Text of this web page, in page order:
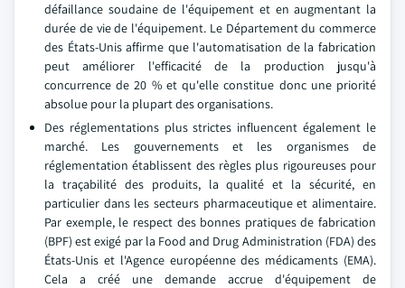
défaillance soudaine de l'équipement et en augmentant la
durée de vie de l'équipement. Le Département du commerce
des États-Unis affirme que l'automatisation de la fabrication
peut améliorer l'efficacité de la production jusqu'à
concurrence de 20 % et qu'elle constitue donc une priorité
absolue pour la plupart des organisations.
Des réglementations plus strictes influencent également le
marché. Les gouvernements et les organismes de
réglementation établissent des règles plus rigoureuses pour
la traçabilité des produits, la qualité et la sécurité, en
particulier dans les secteurs pharmaceutique et alimentaire.
Par exemple, le respect des bonnes pratiques de fabrication
(BPF) est exigé par la Food and Drug Administration (FDA) des
États-Unis et l'Agence européenne des médicaments (EMA).
Cela a créé une demande accrue d'équipement de